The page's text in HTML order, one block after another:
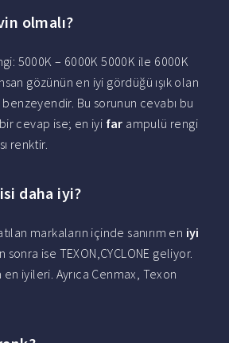
olmalı?
5000K – 6000K 5000K ile 6000K
gözünün en iyi gördüğü ışık olan
benzeyendir. Bu sorunun cevabı bu
cevap ise; en iyi far ampulü rengi
renktir.
daha iyi?
markaların içinde sanırım en iyi
sonra ise TEXON,CYCLONE geliyor.
iyileri. Ayrıca Cenmax, Texon